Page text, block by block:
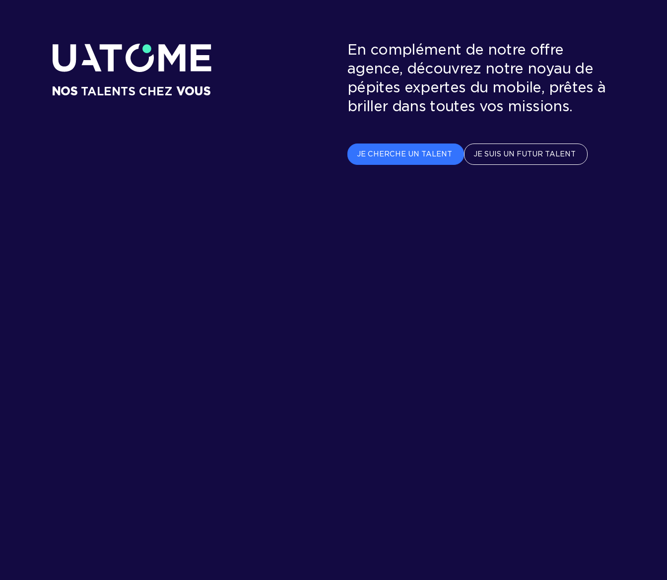
NOS TALENTS CHEZ VOUS
En complément de notre offre
agence, découvrez notre noyau de
pépites expertes du mobile, prêtes à
briller dans toutes vos missions.
JE CHERCHE UN TALENT JE SUIS UN FUTUR TALENT